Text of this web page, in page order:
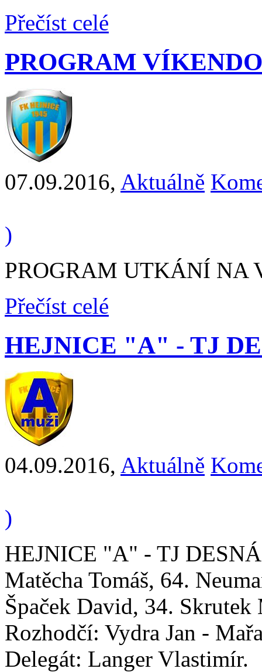
Přečíst celé
PROGRAM
07.09.2016, Aktuálně
)
PROGRAM UTKÁNÍ NA
Přečíst celé
HEJNICE "A" - TJ
04.09.2016, Aktuálně
)
HEJNICE "A" - TJ
Matěcha Tomáš, 64.
Špaček David, 34. Skrutek
Rozhodčí: Vydra Jan -
Delegát: Langer Vlastimír.